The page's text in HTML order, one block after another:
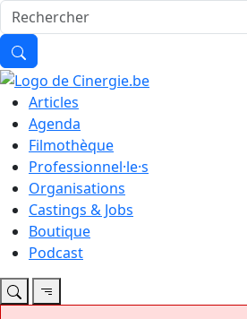
Articles
Agenda
Filmothèque
Professionnel·le·s
Organisations
Castings & Jobs
Boutique
Podcast